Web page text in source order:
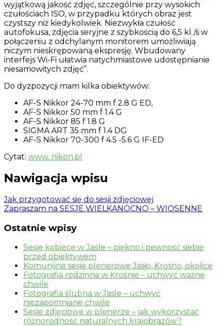
wyjątkową jakość zdjęć, szczególnie przy wysokich
czułościach ISO, w przypadku których obraz jest
czystszy niż kiedykolwiek. Niezwykła czułość
autofokusa, zdjęcia seryjne z szybkością do 6,5 kl./s w
połączeniu z odchylanym monitorem umożliwiają
niczym nieskrępowaną ekspresję. Wbudowany
interfejs Wi-Fi ułatwia natychmiastowe udostępnianie
niesamowitych zdjęć”.
Do dyzpozycji mam kilka obiektywów:
AF-S Nikkor 24-70 mm f 2.8 G ED,
AF-S Nikkor 50 mm f 1.4 G
AF-S Nikkor 85 f 1.8 G
SIGMA ART 35 mm f 1.4 DG
AF-S Nikkor 70-300 f 4.5 -5.6 G IF-ED
Cytat: www. nikon.pl
Nawigacja wpisu
Jak przygotować się do sesji zdjęciowej
Zapraszam na SESJE WIELKANOCNO – WIOSENNE
Ostatnie wpisy
Sesje kobiece w Jaśle – piękno i pewność siebie
przed obiektywem
Komunijne sesje plenerowe Jasło, Krosno, okolice
Fotografia rodzinna w Krośnie – uchwyć ważne
chwile
Fotografia ślubna w Jasle – uchwyć
niezapomniane chwile
Sesje zdjęciowe w plenerze – jak wykorzystać
różnorodność naturalnych krajobrazów?